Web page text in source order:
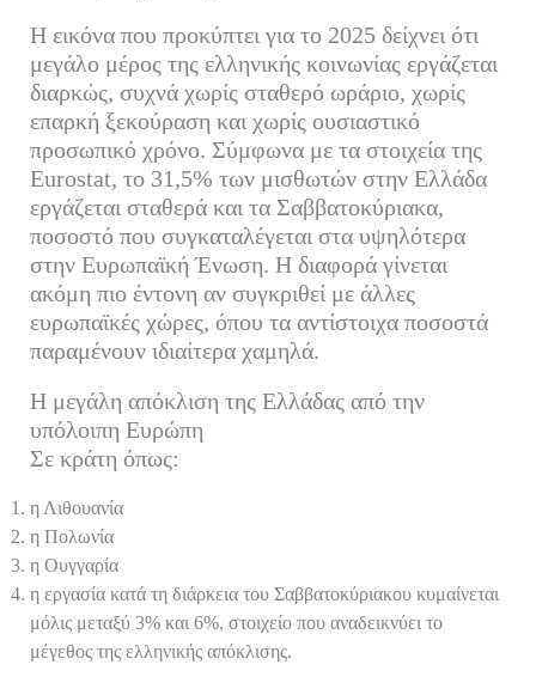
Η εικόνα που προκύπτει για το 2025 δείχνει ότι
μεγάλο μέρος της ελληνικής κοινωνίας εργάζεται
διαρκώς, συχνά χωρίς σταθερό ωράριο, χωρίς
επαρκή ξεκούραση και χωρίς ουσιαστικό
προσωπικό χρόνο. Σύμφωνα με τα στοιχεία της
Eurostat, το 31,5% των μισθωτών στην Ελλάδα
εργάζεται σταθερά και τα Σαββατοκύριακα,
ποσοστό που συγκαταλέγεται στα υψηλότερα
στην Ευρωπαϊκή Ένωση. Η διαφορά γίνεται
ακόμη πιο έντονη αν συγκριθεί με άλλες
ευρωπαϊκές χώρες, όπου τα αντίστοιχα ποσοστά
παραμένουν ιδιαίτερα χαμηλά.
Η μεγάλη απόκλιση της Ελλάδας από την
υπόλοιπη Ευρώπη
Σε κράτη όπως:
η Λιθουανία
η Πολωνία
η Ουγγαρία
η εργασία κατά τη διάρκεια του Σαββατοκύριακου κυμαίνεται
μόλις μεταξύ 3% και 6%, στοιχείο που αναδεικνύει το
μέγεθος της ελληνικής απόκλισης.